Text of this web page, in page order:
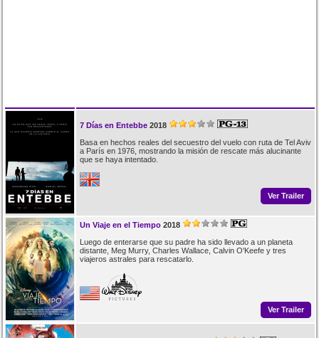
7 Días en Entebbe 2018
Basa en hechos reales del secuestro del vuelo con ruta de Tel Aviv
a París en 1976, mostrando la misión de rescate más alucinante
que se haya intentado.
Ver Trailer
Un Viaje en el Tiempo 2018
Luego de enterarse que su padre ha sido llevado a un planeta
distante, Meg Murry, Charles Wallace, Calvin O'Keefe y tres
viajeros astrales para rescatarlo.
Ver Trailer